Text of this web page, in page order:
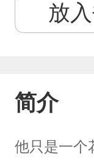
放
简介
他只是一个